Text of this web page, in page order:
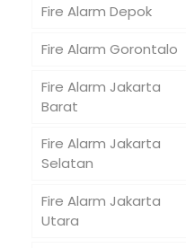
Fire Alarm Depok
Fire Alarm Gorontalo
Fire Alarm Jakarta
Barat
Fire Alarm Jakarta
Selatan
Fire Alarm Jakarta
Utara